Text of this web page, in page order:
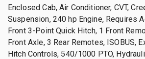
Enclosed Cab, Air Conditioner, CVT,
Suspension, 240 hp Engine, Requires
Front 3-Point Quick Hitch, 1 Front
Front Axle, 3 Rear Remotes, ISOBUS,
Hitch Controls, 540/1000 PTO,